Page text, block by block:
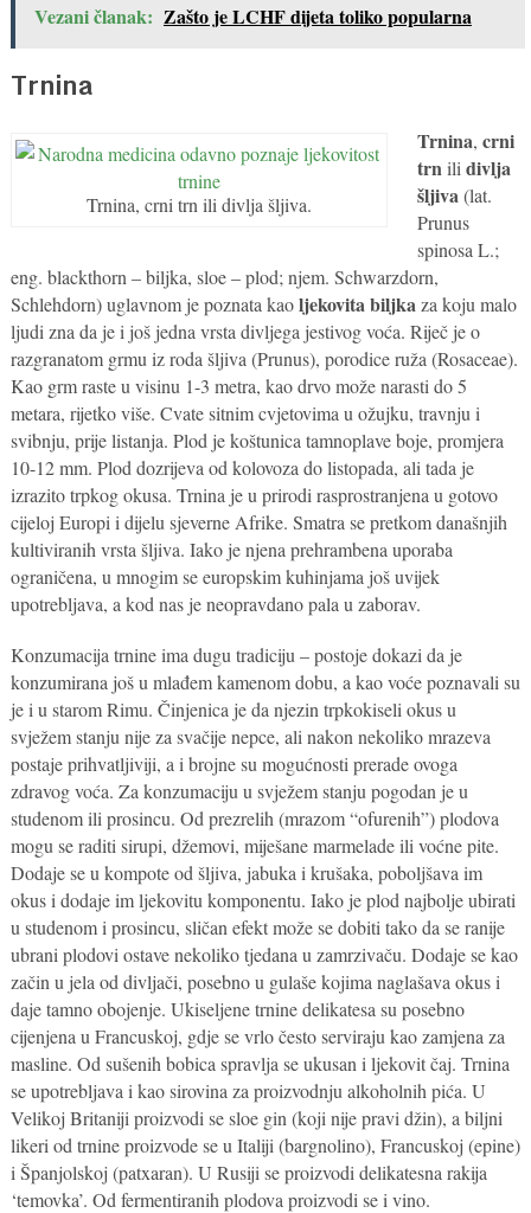
Vezani članak: Zašto je LCHF dijeta toliko popularna
Trnina
Trnina, crni trn ili divlja šljiva.
Trnina,crni
trnilidivlja
šljiva(lat.
Prunus
spinosa L.;
eng. blackthorn – biljka, sloe – plod; njem. Schwarzdorn,
Schlehdorn) uglavnom je poznata kaoljekovita biljkaza koju malo
ljudi zna da je i još jedna vrsta divljega jestivog voća. Riječ je o
razgranatom grmu iz roda šljiva (Prunus), porodice ruža (Rosaceae).
Kao grm raste u visinu 1-3 metra, kao drvo može narasti do 5
metara, rijetko više. Cvate sitnim cvjetovima u ožujku, travnju i
svibnju, prije listanja. Plod je koštunica tamnoplave boje, promjera
10-12 mm. Plod dozrijeva od kolovoza do listopada, ali tada je
izrazito trpkog okusa. Trnina je u prirodi rasprostranjena u gotovo
cijeloj Europi i dijelu sjeverne Afrike. Smatra se pretkom današnjih
kultiviranih vrsta šljiva. Iako je njena prehrambena uporaba
ograničena, u mnogim se europskim kuhinjama još uvijek
upotrebljava, a kod nas je neopravdano pala u zaborav.
Konzumacija trnine ima dugu tradiciju – postoje dokazi da je
konzumirana još u mlađem kamenom dobu, a kao voće poznavali su
je i u starom Rimu. Činjenica je da njezin trpkokiseli okus u
svježem stanju nije za svačije nepce, ali nakon nekoliko mrazeva
postaje prihvatljiviji, a i brojne su mogućnosti prerade ovoga
zdravog voća. Za konzumaciju u svježem stanju pogodan je u
studenom ili prosincu. Od prezrelih (mrazom “ofurenih”) plodova
mogu se raditi sirupi, džemovi, miješane marmelade ili voćne pite.
Dodaje se u kompote od šljiva, jabuka i krušaka, poboljšava im
okus i dodaje im ljekovitu komponentu. Iako je plod najbolje ubirati
u studenom i prosincu, sličan efekt može se dobiti tako da se ranije
ubrani plodovi ostave nekoliko tjedana u zamrzivaču. Dodaje se kao
začin u jela od divljači, posebno u gulaše kojima naglašava okus i
daje tamno obojenje. Ukiseljene trnine delikatesa su posebno
cijenjena u Francuskoj, gdje se vrlo često serviraju kao zamjena za
masline. Od sušenih bobica spravlja se ukusan i ljekovit čaj. Trnina
se upotrebljava i kao sirovina za proizvodnju alkoholnih pića. U
Velikoj Britaniji proizvodi se sloe gin (koji nije pravi džin), a biljni
likeri od trnine proizvode se u Italiji (bargnolino), Francuskoj (epine)
i Španjolskoj (patxaran). U Rusiji se proizvodi delikatesna rakija
‘temovka’. Od fermentiranih plodova proizvodi se i vino.